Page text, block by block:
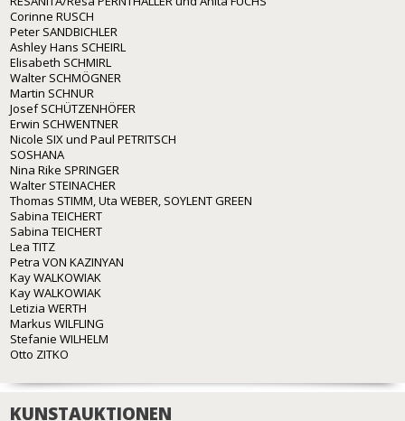
Corinne RUSCH
Peter SANDBICHLER
Ashley Hans SCHEIRL
Elisabeth SCHMIRL
Walter SCHMÖGNER
Martin SCHNUR
Josef SCHÜTZENHÖFER
Erwin SCHWENTNER
Nicole SIX und Paul PETRITSCH
SOSHANA
Nina Rike SPRINGER
Walter STEINACHER
Thomas STIMM, Uta WEBER, SOYLENT GREEN
Sabina TEICHERT
Sabina TEICHERT
Lea TITZ
Petra VON KAZINYAN
Kay WALKOWIAK
Kay WALKOWIAK
Letizia WERTH
Markus WILFLING
Stefanie WILHELM
Otto ZITKO
KUNSTAUKTIONEN